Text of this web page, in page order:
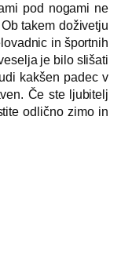
pod nogami ne
takem doživetju
in športnih
je bilo slišati
kakšen padec v
Če ste ljubitelj
odlično zimo in